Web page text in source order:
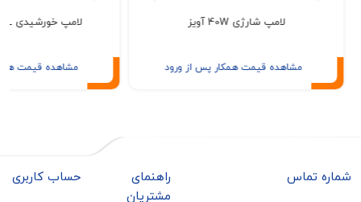
لامپ شارژی 40W آویز
مشاهده قیمت همکار پس از ورود
لامپ خورشیدی GBL مدل 200W
مشاهده قیمت همکار پس از
حساب کاربری